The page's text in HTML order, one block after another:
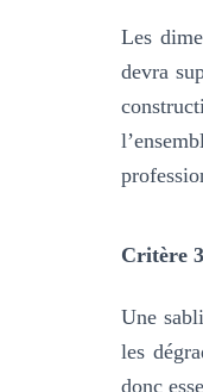
Les
devra
Critère
Une
les
donc